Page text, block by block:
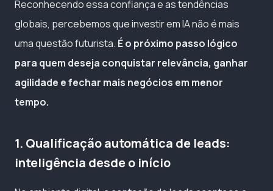
Reconhecendo essa confiança e as tendências
globais, percebemos que investir em IA não é mais
uma questão futurista. É o próximo passo lógico
para quem deseja conquistar relevância, ganhar
agilidade e fechar mais negócios em menor
tempo.
1. Qualificação automática de leads:
inteligência desde o início